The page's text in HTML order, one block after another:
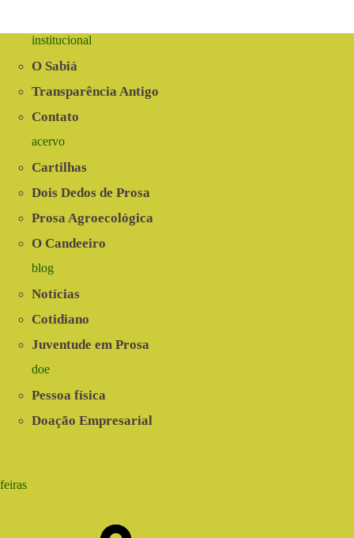
institucional
O Sabiá
Transparência Antigo
Contato
acervo
Cartilhas
Dois Dedos de Prosa
Prosa Agroecológica
O Candeeiro
blog
Notícias
Cotidiano
Juventude em Prosa
doe
Pessoa física
Doação Empresarial
feiras